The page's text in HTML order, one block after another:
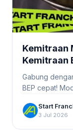
Kemitraan
Kemitraan
di Sektor
Gabung
BEP cepat!
Start
3 Jul 2026